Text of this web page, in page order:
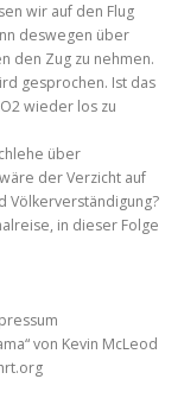
wir auf den Flug
deswegen über
den Zug zu nehmen.
gesprochen. Ist das
wieder los zu
über
der Verzicht auf
Völkerverständigung?
in dieser Folge
von Kevin McLeod